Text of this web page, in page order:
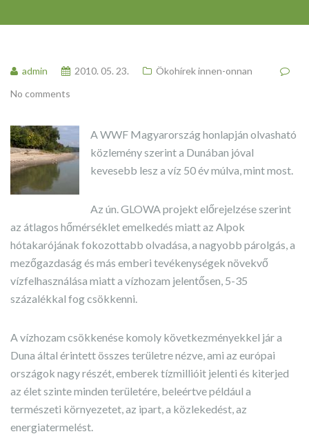
admin 2010. 05. 23.
Ökohírek innen-onnan
No comments
A WWF Magyarország honlapján olvasható
közlemény szerint a Dunában jóval
kevesebb lesz a víz 50 év múlva, mint most.
Az ún. GLOWA projekt előrejelzése szerint
az átlagos hőmérséklet emelkedés miatt az Alpok
hótakarójának fokozottabb olvadása, a nagyobb párolgás, a
mezőgazdaság és más emberi tevékenységek növekvő
vízfelhasználása miatt a vízhozam jelentősen, 5-35
százalékkal fog csökkenni.
A vízhozam csökkenése komoly következményekkel jár a
Duna által érintett összes területre nézve, ami az európai
országok nagy részét, emberek tízmillióit jelenti és kiterjed
az élet szinte minden területére, beleértve például a
természeti környezetet, az ipart, a közlekedést, az
energiatermelést.